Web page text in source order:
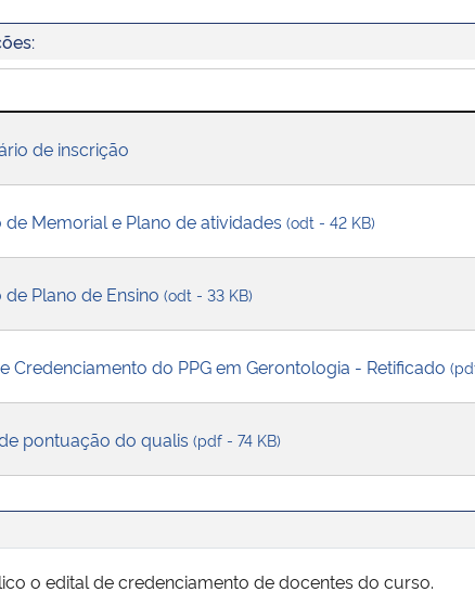
de inscrição
de Memorial e Plano de atividades (odt - 42 KB)
Plano de Ensino (odt - 33 KB)
Credenciamento do PPG em Gerontologia - Retificado
pontuação do qualis (pdf - 74 KB)
o edital de credenciamento de docentes do curso.